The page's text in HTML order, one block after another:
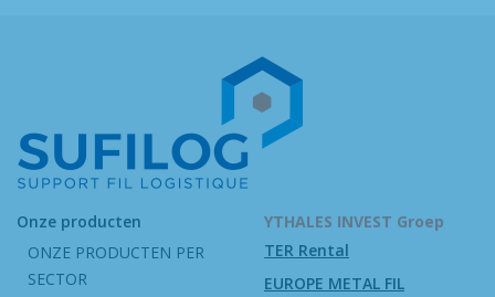
Onze producten
ONZE PRODUCTEN PER
SECTOR
YTHALES INVEST Groep
TER Rental
EUROPE METAL FIL